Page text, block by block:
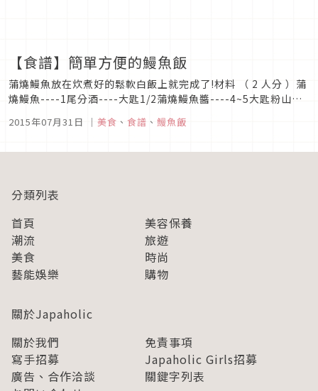
【食譜】簡單方便的鰻魚飯
蒲燒鰻魚放在炊煮好的鬆軟白飯上就完成了!材料 （ 2 人分 ）蒲
燒鰻魚----1尾分酒----大匙1/2蒲燒鰻魚醬----4~5大匙粉山椒-
適量【預先準備】將蒲燒鰻魚的頭和尾切掉，切為四等分，放在
2015年07月31日 ｜ 美食 、 食譜 、 鰻魚飯
分類列表
首頁
美容保養
潮流
旅遊
美食
時尚
藝能娛樂
購物
關於Japaholic
關於我們
免責事項
寫手招募
Japaholic Girls招募
廣告、合作洽談
關鍵字列表